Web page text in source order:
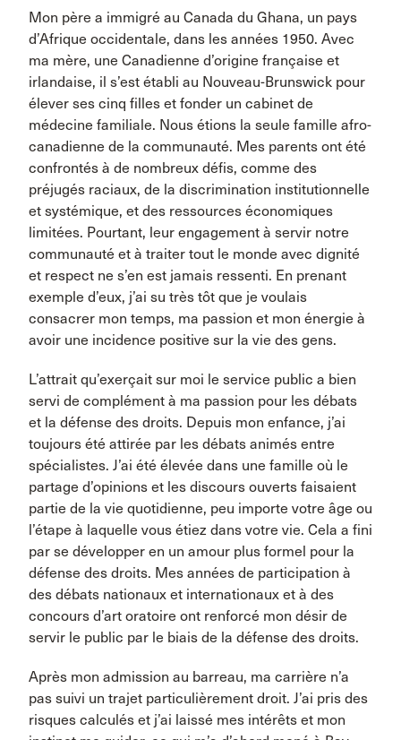
Mon père a immigré au Canada du Ghana, un pays
d’Afrique occidentale, dans les années 1950. Avec
ma mère, une Canadienne d’origine française et
irlandaise, il s’est établi au Nouveau-Brunswick pour
élever ses cinq filles et fonder un cabinet de
médecine familiale. Nous étions la seule famille afro-
canadienne de la communauté. Mes parents ont été
confrontés à de nombreux défis, comme des
préjugés raciaux, de la discrimination institutionnelle
et systémique, et des ressources économiques
limitées. Pourtant, leur engagement à servir notre
communauté et à traiter tout le monde avec dignité
et respect ne s’en est jamais ressenti. En prenant
exemple d’eux, j’ai su très tôt que je voulais
consacrer mon temps, ma passion et mon énergie à
avoir une incidence positive sur la vie des gens.
L’attrait qu’exerçait sur moi le service public a bien
servi de complément à ma passion pour les débats
et la défense des droits. Depuis mon enfance, j’ai
toujours été attirée par les débats animés entre
spécialistes. J’ai été élevée dans une famille où le
partage d’opinions et les discours ouverts faisaient
partie de la vie quotidienne, peu importe votre âge ou
l’étape à laquelle vous étiez dans votre vie. Cela a fini
par se développer en un amour plus formel pour la
défense des droits. Mes années de participation à
des débats nationaux et internationaux et à des
concours d’art oratoire ont renforcé mon désir de
servir le public par le biais de la défense des droits.
Après mon admission au barreau, ma carrière n’a
pas suivi un trajet particulièrement droit. J’ai pris des
risques calculés et j’ai laissé mes intérêts et mon